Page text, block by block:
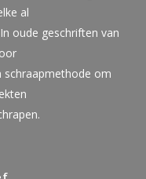
al
oude geschriften van
schraapmethode om